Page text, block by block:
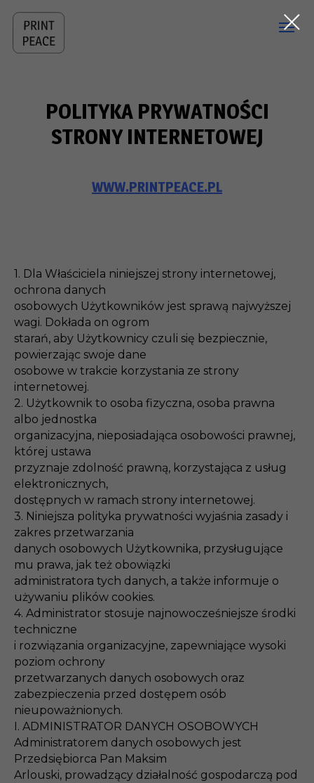
POLITYKA PRYWATNOŚCI
STRONY INTERNETOWEJ
WWW.PRINTPEACE.PL
1. Dla Właściciela niniejszej strony internetowej,
ochrona danych
osobowych Użytkowników jest sprawą najwyższej
wagi. Dokłada on ogrom
starań, aby Użytkownicy czuli się bezpiecznie,
powierzając swoje dane
osobowe w trakcie korzystania ze strony
internetowej.
2. Użytkownik to osoba fizyczna, osoba prawna
albo jednostka
organizacyjna, nieposiadająca osobowości prawnej,
której ustawa
przyznaje zdolność prawną, korzystająca z usług
elektronicznych,
dostępnych w ramach strony internetowej.
3. Niniejsza polityka prywatności wyjaśnia zasady i
zakres przetwarzania
danych osobowych Użytkownika, przysługujące
mu prawa, jak też obowiązki
administratora tych danych, a także informuje o
używaniu plików cookies.
4. Administrator stosuje najnowocześniejsze środki
techniczne
i rozwiązania organizacyjne, zapewniające wysoki
poziom ochrony
przetwarzanych danych osobowych oraz
zabezpieczenia przed dostępem osób
nieupoważnionych.
I. ADMINISTRATOR DANYCH OSOBOWYCH
Administratorem danych osobowych jest
Przedsiębiorca Pan Maksim
Arlouski, prowadzący działalność gospodarczą pod